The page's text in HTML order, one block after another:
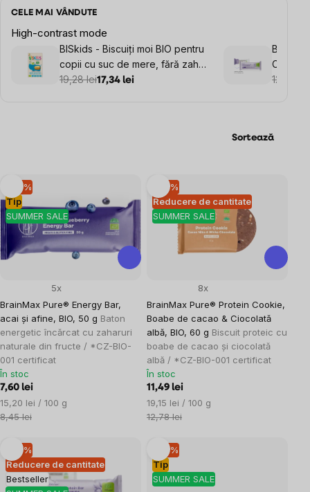
CELE MAI VÂNDUTE
High-contrast mode
BISkids - Biscuiți moi BIO pentru
copii cu suc de mere, fără zahăr
adăugat, 6M+, 120 g
19,28 lei17,34 lei
g
12,78 lei
Sortează
Listă
produse
Tip
SUMMER SALE
–10 %
BrainMax Pure® Energy Bar,
acai și afine, BIO, 50 g Baton
energetic încărcat cu zaharuri
naturale din fructe / *CZ-BIO-
001 certificat
5x
În stoc
7,60 lei
Evaluare
preţ:
15,20 lei / 100 g
8,45 lei
Reducere de cantitate
SUMMER SALE
–10 %
BrainMax Pure® Protein Cookie,
Boabe de cacao & Ciocolată
albă, BIO, 60 g Biscuit proteic cu
boabe de cacao și ciocolată
albă / *CZ-BIO-001 certificat
8x
În stoc
11,49 lei
Evaluare
preţ:
19,15 lei / 100 g
12,78 lei
Reducere de cantitate
Bestseller
–10 %
Tip
SUMMER SALE
–10 %